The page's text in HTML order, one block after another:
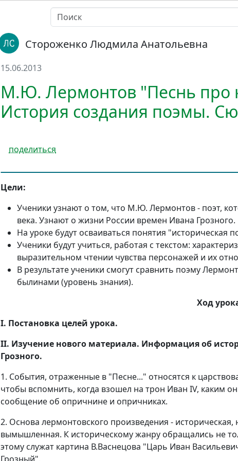
Стороженко Людмила Анатольевна
15.06.2013
М.Ю. Лермонтов "Песнь про
История создания поэмы.
поделиться
Цели:
Ученики узнают о том, что М.Ю. Лермонтов - поэт,
века. Узнают о жизни России времен Ивана Грозного.
На уроке будут осваиваться понятия "историческая
Ученики будут учиться, работая с текстом:
выразительном чтении чувства персонажей и их
В результате ученики смогут сравнить поэму
былинами (уровень знания).
Ход
I. Постановка целей урока.
II. Изучение нового материала. Информация об
Грозного.
1. События, отраженные в "Песне..." относятся к
чтобы вспомнить, когда взошел на трон Иван IV, каким
сообщение об опричнине и опричниках.
2. Основа лермонтовского произведения -
вымышленная. К историческому жанру обращались не
этому служат картина В.Васнецова "Царь Иван